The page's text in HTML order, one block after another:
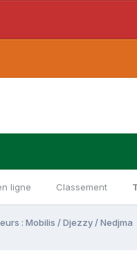
ligne Classement
: Mobilis / Djezzy / Nedjma